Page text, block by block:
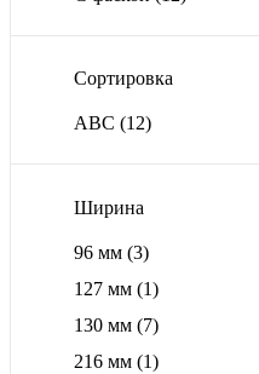
Сортировка
ABC (12)
Ширина
96 мм (3)
127 мм (1)
130 мм (7)
216 мм (1)